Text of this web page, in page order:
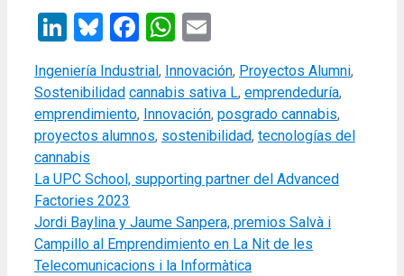
LinkedIn
Bluesky
Facebook
WhatsApp
Categories
Ingeniería Industrial , Innovación, Proyectos Alumni,
Sostenibilidad Tags
cannabis sativa L, emprendeduría,
emprendimiento, Innovación, posgrado cannabis,
proyectos alumnos, sostenibilidad, tecnologías del
cannabis
La UPC School, supporting partner del Advanced
Factories 2023
Jordi Baylina y Jaume Sanpera, premios Salvà i
Campillo al Emprendimiento en La Nit de les
Telecomunicacions i la Informàtica